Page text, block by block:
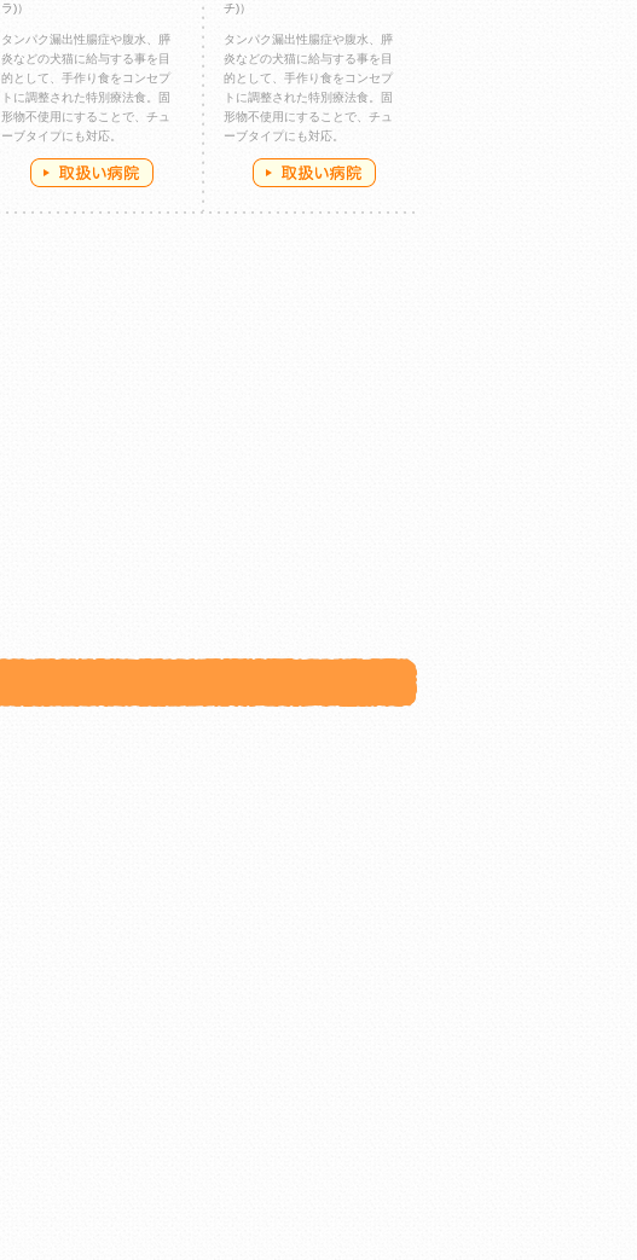
ラ)）
タンパク漏出性腸症や腹水、膵
炎などの犬猫に給与する事を目
的として、手作り食をコンセプ
トに調整された特別療法食。固
形物不使用にすることで、チュ
ーブタイプにも対応。
チ)）
タンパク漏出性腸症や腹水、膵
炎などの犬猫に給与する事を目
的として、手作り食をコンセプ
トに調整された特別療法食。固
形物不使用にすることで、チュ
ーブタイプにも対応。